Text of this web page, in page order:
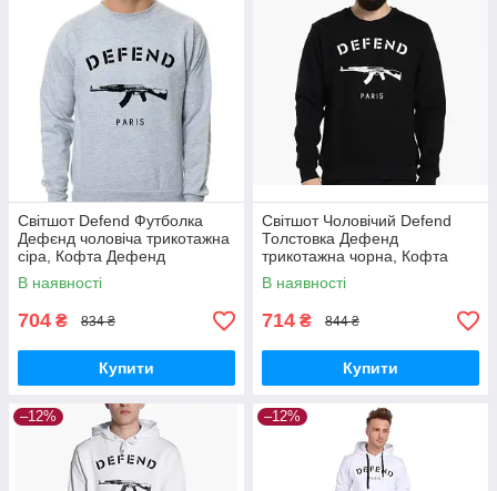
Світшот Defend Футболка
Дефєнд чоловіча трикотажна
сіра, Кофта Дефенд
спортивна з принтом Дефенд
Париж Ак-47
В наявності
704 ₴ 834 ₴
Купити
Світшот Чоловічий Defend
Толстовка Дефенд
трикотажна чорна, Кофта
Дефенд спортивна принт
Захисти Париж Ак-47
В наявності
714 ₴ 844 ₴
Купити
–12% –12%